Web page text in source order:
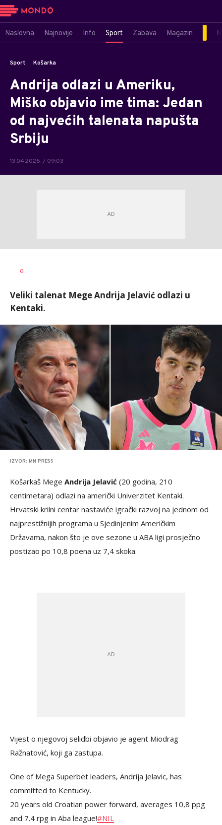
Naslovna Najnovije Info Sport Zabava Magazin
Sport Košarka
Andrija odlazi u Ameriku,
Miško objavio ime tima: Jedan
od najvećih talenata napušta
Srbiju
13.04.2025. / 09:03
0
Veliki talenat Mege Andrija Jelavić odlazi u
Kentaki.
IZVOR: MN PRESS
Košarkaš Mege Andrija Jelavić (20 godina, 210
centimetara) odlazi na američki Univerzitet Kentaki.
Hrvatski krilni centar nastaviće igrački razvoj na jednom od
najprestižnijih programa u Sjedinjenim Američkim
Državama, nakon što je ove sezone u ABA ligi prosječno
postizao po 10,8 poena uz 7,4 skoka.
Vijest o njegovoj selidbi objavio je agent Miodrag
Ražnatović, koji ga zastupa.
One of Mega Superbet leaders, Andrija Jelavic, has
committed to Kentucky.
20 years old Croatian power forward, averages 10,8 ppg
and 7.4 rpg in Aba league!#NIL